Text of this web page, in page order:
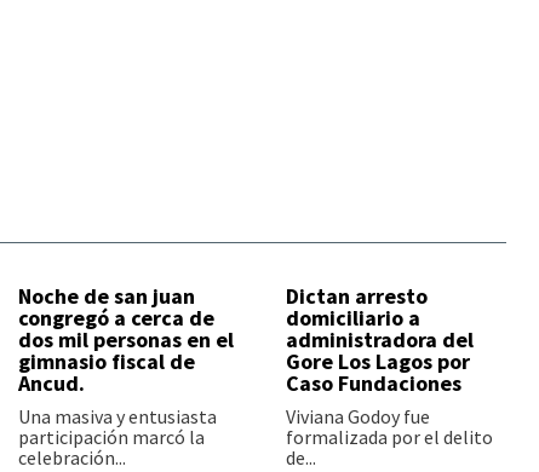
Noche de san juan
congregó a cerca de
dos mil personas en el
gimnasio fiscal de
Ancud.
Una masiva y entusiasta
participación marcó la
celebración...
Dictan arresto
domiciliario a
administradora del
Gore Los Lagos por
Caso Fundaciones
Viviana Godoy fue
formalizada por el delito
de...